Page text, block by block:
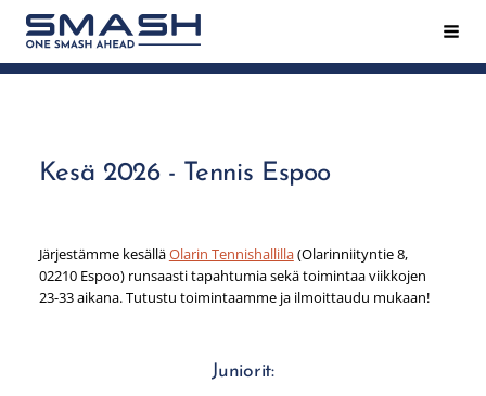
Siirry
sivun
sisältöön
Smash ry - Suomen suurin mailapeliseura
Kesä 2026 - Tennis Espoo
Järjestämme kesälläOlarin Tennishallilla(Olarinniityntie 8,
02210 Espoo) runsaasti tapahtumia sekä toimintaa viikkojen
23-33aikana. Tutustu toimintaamme ja ilmoittaudu mukaan!
Juniorit: